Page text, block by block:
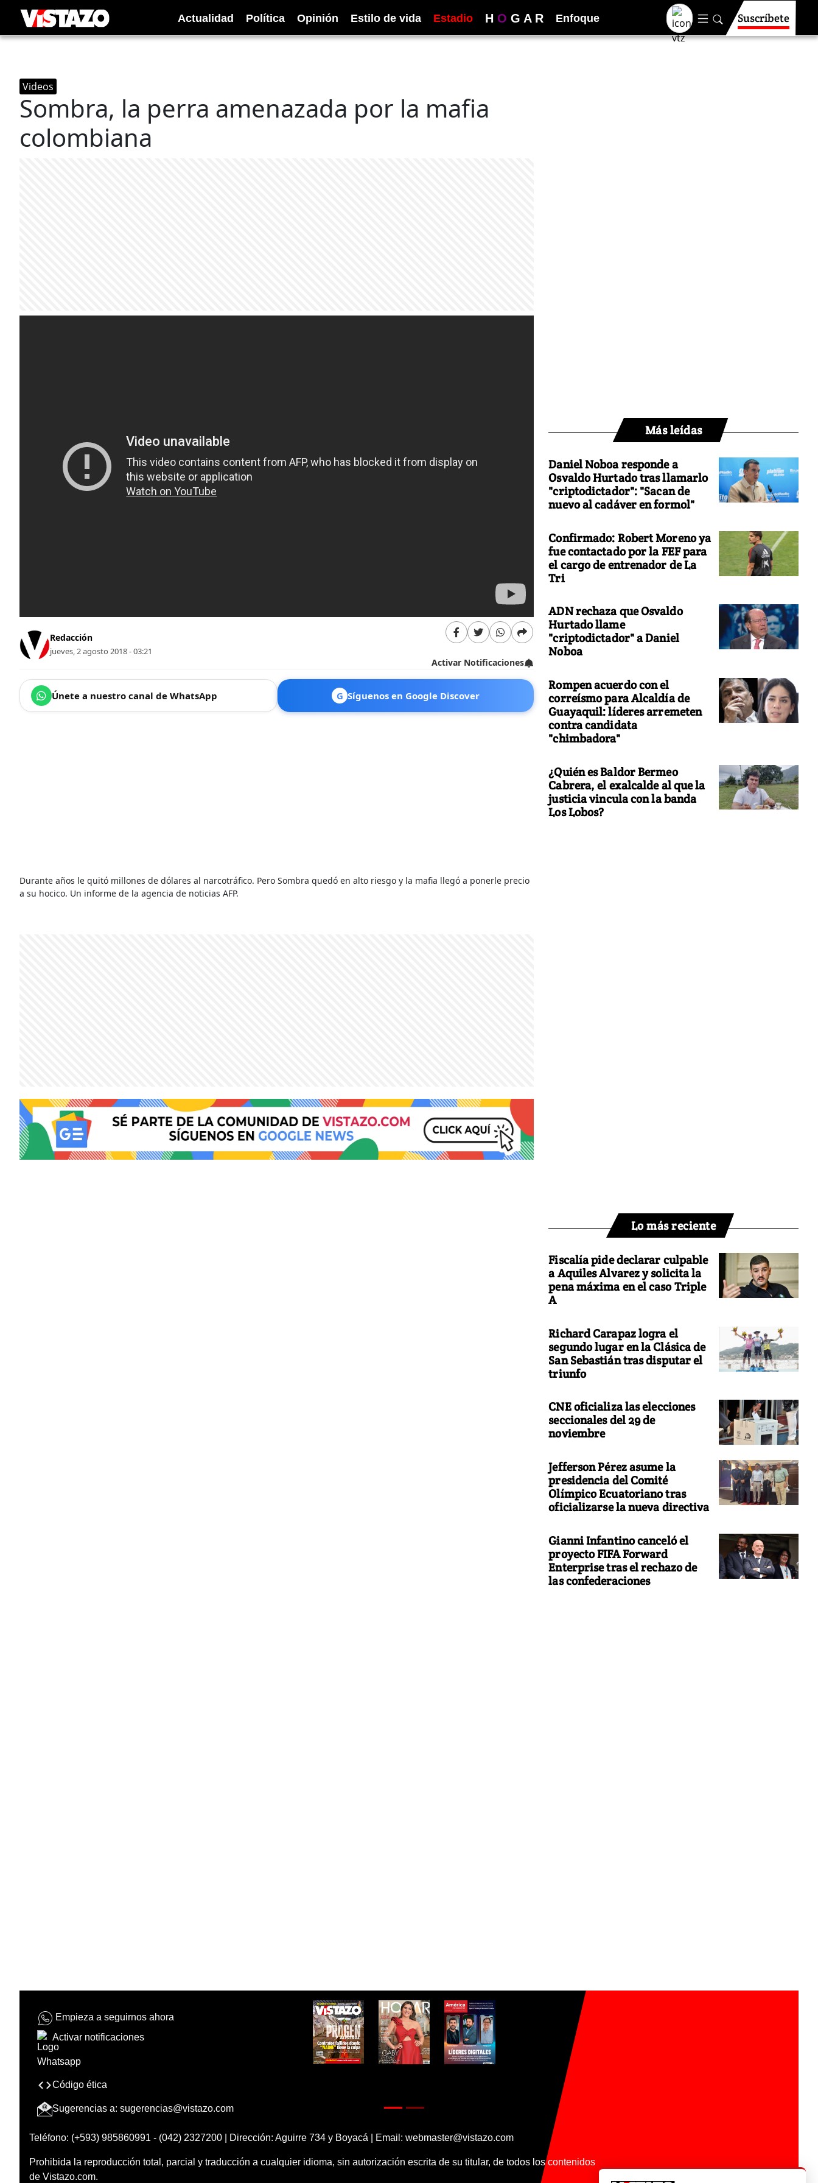
Actualidad Política Opinión Estilo de vida Estadio H O G A R Enfoque Suscríbete
Videos
Sombra, la perra amenazada por la mafia
colombiana
Redacción
jueves, 2 agosto 2018 - 03:21
Activar Notificaciones
Únete a nuestro canal de WhatsApp G Síguenos en Google Discover
Durante años le quitó millones de dólares al narcotráfico. Pero Sombra quedó en alto riesgo y la mafia llegó a ponerle precio
a su hocico. Un informe de la agencia de noticias AFP.
Más leídas
Daniel Noboa responde a
Osvaldo Hurtado tras llamarlo
"criptodictador": "Sacan de
nuevo al cadáver en formol"
Confirmado: Robert Moreno ya
fue contactado por la FEF para
el cargo de entrenador de La
Tri
ADN rechaza que Osvaldo
Hurtado llame
"criptodictador" a Daniel
Noboa
Rompen acuerdo con el
correísmo para Alcaldía de
Guayaquil: líderes arremeten
contra candidata
"chimbadora"
¿Quién es Baldor Bermeo
Cabrera, el exalcalde al que la
justicia vincula con la banda
Los Lobos?
Lo más reciente
Fiscalía pide declarar culpable
a Aquiles Alvarez y solicita la
pena máxima en el caso Triple
A
Richard Carapaz logra el
segundo lugar en la Clásica de
San Sebastián tras disputar el
triunfo
CNE oficializa las elecciones
seccionales del 29 de
noviembre
Jefferson Pérez asume la
presidencia del Comité
Olímpico Ecuatoriano tras
oficializarse la nueva directiva
Gianni Infantino canceló el
proyecto FIFA Forward
Enterprise tras el rechazo de
las confederaciones
Empieza a seguirnos ahora
Activar notificaciones
Código ética
Sugerencias a: sugerencias@vistazo.com
Teléfono: (+593) 985860991 - (042) 2327200 | Dirección: Aguirre 734 y Boyacá | Email: webmaster@vistazo.com
Prohibida la reproducción total, parcial y traducción a cualquier idioma, sin autorización escrita de su titular, de todos los contenidos
de Vistazo.com.